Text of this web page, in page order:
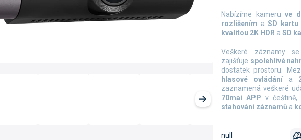
Nabízíme kameruve
rozlišením a SD kartu
kvalitou 2K HDR a SD
Veškeré záznamy
zajišťuje spolehlivé
dostatek prostoru.
hlasové ovládání a
zaznamená veškeré
70mai APP v češtině,
stahování záznamů a
null